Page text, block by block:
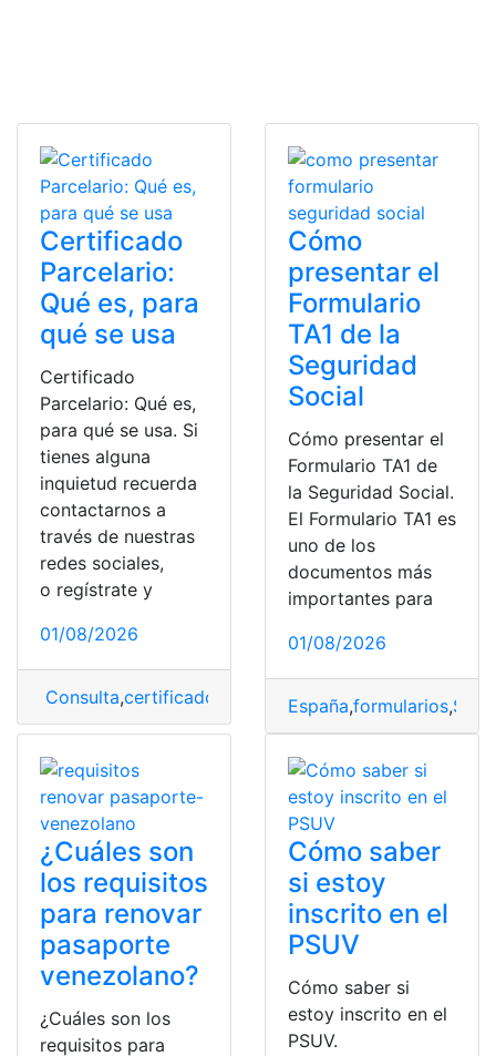
Certificado
Parcelario:
Qué es, para
qué se usa
Certificado
Parcelario: Qué es,
para qué se usa. Si
tienes alguna
inquietud recuerda
contactarnos a
través de nuestras
redes sociales,
o regístrate y
01/08/2026
Consulta,certificado Certificado Parcelario,Parcelario
Cómo
presentar el
Formulario
TA1 de la
Seguridad
Social
Cómo presentar el
Formulario TA1 de
la Seguridad Social.
El Formulario TA1 es
uno de los
documentos más
importantes para
01/08/2026
España,formularios,
¿Cuáles son
los requisitos
para renovar
pasaporte
venezolano?
¿Cuáles son los
requisitos para
Cómo saber
si estoy
inscrito en el
PSUV
Cómo saber si
estoy inscrito en el
PSUV.